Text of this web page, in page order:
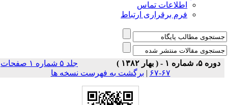
اطلاعات تماس
فرم برقراری ارتباط
دوره ۵، شماره ۱ - ( بهار ۱۳۸۲ )
جلد ۵ شماره ۱ صفحات
۶۷-۶۷
| برگشت به فهرست نسخه ها